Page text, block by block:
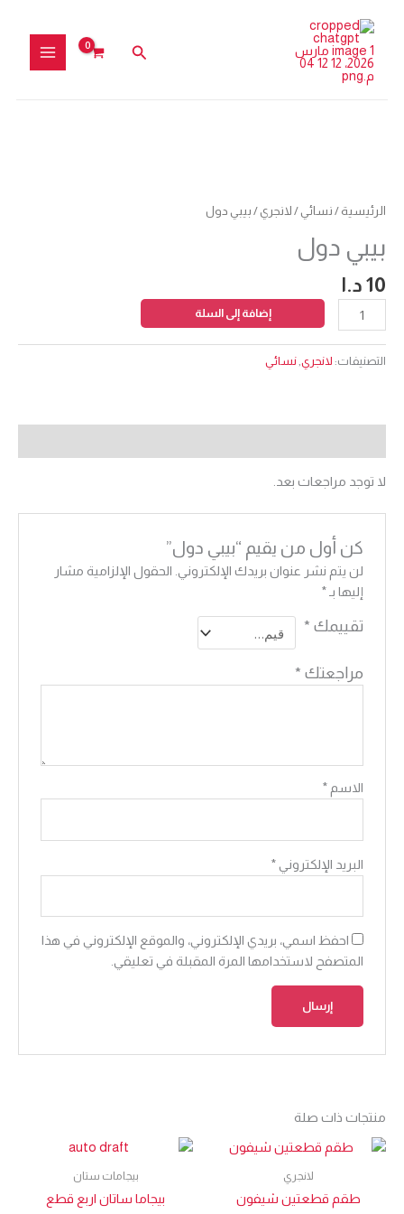
المحتوى
البحث
الرئيسية / نسائي / لانجري / بيبي دول
بيبي دول
10 د.ا
دول
إضافة إلى السلة
التصنيفات: لانجري,نسائي
لا توجد مراجعات بعد.
كن أول من يقيم “بيبي دول”
لن يتم نشر عنوان بريدك الإلكتروني. الحقول الإلزامية مشار
إليها بـ*
تقييمك *
مراجعتك *
الاسم*
البريد الإلكتروني*
احفظ اسمي، بريدي الإلكتروني، والموقع الإلكتروني في هذا
المتصفح لاستخدامها المرة المقبلة في تعليقي.
منتجات ذات صلة
لانجري
طقم قطعتين شيفون
بيجامات ستان
بيجاما ساتان اربع قطع